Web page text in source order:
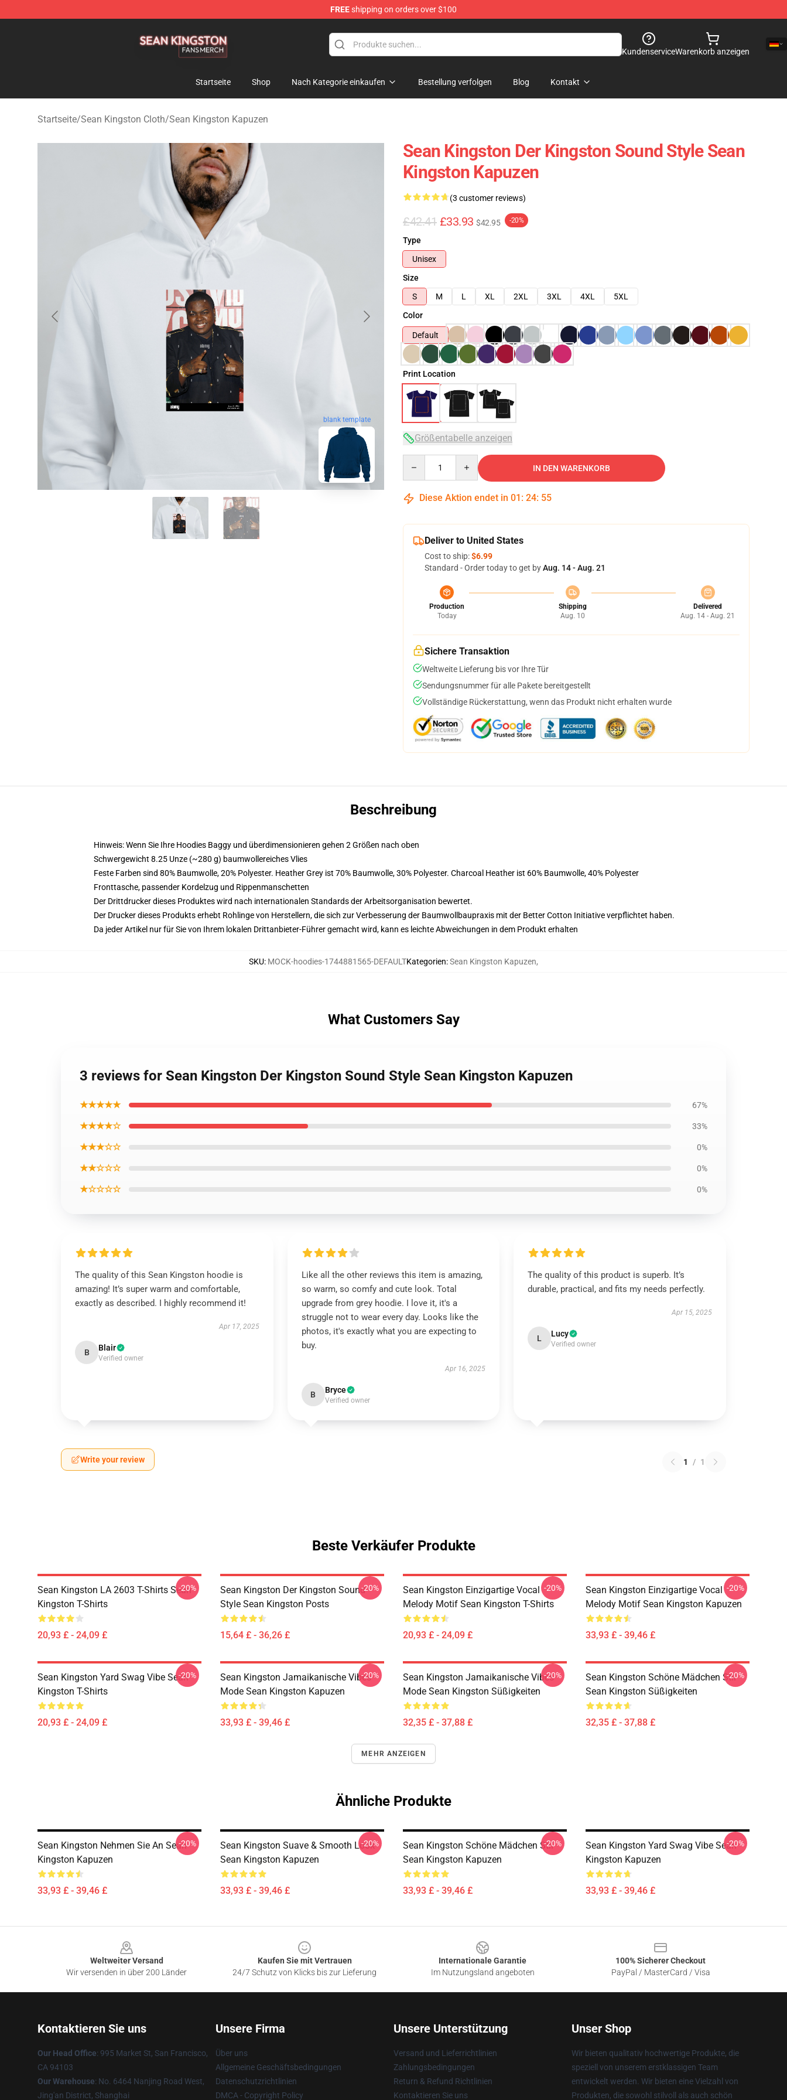
FREEshipping on orders over $100
KundenserviceWarenkorb anzeigen
Startseite Shop Nach Kategorie einkaufen Bestellung verfolgen Blog Kontakt
Startseite/Sean Kingston Cloth/Sean Kingston Kapuzen
blank template
Sean Kingston Der Kingston Sound Style Sean
Kingston Kapuzen
(3 customer reviews)
£42.41 £33.93 $42.95 -20%
Type
Unisex
Size
S
M L XL 2XL 3XL 4XL
5XL
Color
Default
Print Location
Größentabelle anzeigen
IN DEN WARENKORB
Diese Aktion endet in 01 : 24: 54
Deliver to United States
Cost to ship:$6.99
Standard - Order today to get byAug. 14 - Aug. 21
Production
Today
Shipping
Aug. 10
Delivered
Aug. 14 - Aug. 21
Sichere Transaktion
Weltweite Lieferung bis vor Ihre Tür
Sendungsnummer für alle Pakete bereitgestellt
Vollständige Rückerstattung, wenn das Produkt nicht erhalten wurde
Beschreibung
Hinweis: Wenn Sie Ihre Hoodies Baggy und überdimensionieren gehen 2 Größen nach oben
Schwergewicht 8.25 Unze (~280 g) baumwollereiches Vlies
Feste Farben sind 80% Baumwolle, 20% Polyester. Heather Grey ist 70% Baumwolle, 30% Polyester. Charcoal Heather ist 60% Baumwolle, 40% Polyester
Fronttasche, passender Kordelzug und Rippenmanschetten
Der Drittdrucker dieses Produktes wird nach internationalen Standards der Arbeitsorganisation bewertet.
Der Drucker dieses Produkts erhebt Rohlinge von Herstellern, die sich zur Verbesserung der Baumwollbaupraxis mit der Better Cotton Initiative verpflichtet haben.
Da jeder Artikel nur für Sie von Ihrem lokalen Drittanbieter-Führer gemacht wird, kann es leichte Abweichungen in dem Produkt erhalten
SKU: MOCK-hoodies-1744881565-DEFAULTKategorien:Sean Kingston Kapuzen,
What Customers Say
3 reviews for Sean Kingston Der Kingston Sound Style Sean Kingston Kapuzen
★★★★★ 67%
★★★★☆ 33%
★★★☆☆ 0%
★★☆☆☆ 0%
★☆☆☆☆ 0%
The quality of this Sean Kingston hoodie is
amazing! It’s super warm and comfortable,
exactly as described. I highly recommend it!
Apr 17, 2025
B Blair
Verified owner
Like all the other reviews this item is amazing,
so warm, so comfy and cute look. Total
upgrade from grey hoodie. I love it, it's a
struggle not to wear every day. Looks like the
photos, it's exactly what you are expecting to
buy.
Apr 16, 2025
B Bryce
Verified owner
The quality of this product is superb. It’s
durable, practical, and fits my needs perfectly.
Apr 15, 2025
L Lucy
Verified owner
Write your review 1 / 1
Beste Verkäufer Produkte
Sean Kingston LA 2603 T-Shirts Sean
Kingston T-Shirts
20,93 £ - 24,09 £
-20%
Sean Kingston Der Kingston Sound
Style Sean Kingston Posts
15,64 £ - 36,26 £
-20%
Sean Kingston Einzigartige Vocal
Melody Motif Sean Kingston T-Shirts
20,93 £ - 24,09 £
-20%
Sean Kingston Einzigartige Vocal
Melody Motif Sean Kingston Kapuzen
33,93 £ - 39,46 £
-20%
Sean Kingston Yard Swag Vibe Sean
Kingston T-Shirts
20,93 £ - 24,09 £
-20%
Sean Kingston Jamaikanische Vibes
Mode Sean Kingston Kapuzen
33,93 £ - 39,46 £
-20%
Sean Kingston Jamaikanische Vibes
Mode Sean Kingston Süßigkeiten
32,35 £ - 37,88 £
-20%
Sean Kingston Schöne Mädchen Stil
Sean Kingston Süßigkeiten
32,35 £ - 37,88 £
-20%
MEHR ANZEIGEN
Ähnliche Produkte
Sean Kingston Nehmen Sie An Sean
Kingston Kapuzen
33,93 £ - 39,46 £
-20%
Sean Kingston Suave & Smooth Look
Sean Kingston Kapuzen
33,93 £ - 39,46 £
-20%
Sean Kingston Schöne Mädchen Stil
Sean Kingston Kapuzen
33,93 £ - 39,46 £
-20%
Sean Kingston Yard Swag Vibe Sean
Kingston Kapuzen
33,93 £ - 39,46 £
-20%
Weltweiter Versand
Wir versenden in über 200 Länder
Kaufen Sie mit Vertrauen
24/7 Schutz von Klicks bis zur Lieferung
Internationale Garantie
Im Nutzungsland angeboten
100% Sicherer Checkout
PayPal / MasterCard / Visa
Kontaktieren Sie uns
Our Head Office: 995 Market St, San Francisco,
CA 94103
Our Warehouse: No. 6464 Nanjing Road West,
Jing'an District, Shanghai
Unsere Firma
Über uns
Allgemeine Geschäftsbedingungen
Datenschutzrichtlinien
DMCA - Copyright Policy
Unsere Unterstützung
Versand und Lieferrichtlinien
Zahlungsbedingungen
Return & Refund Richtlinien
Kontaktieren Sie uns
Unser Shop
Wir bieten qualitativ hochwertige Produkte, die
speziell von unserem erstklassigen Team
entwickelt werden. Wir bieten eine Vielzahl von
Produkten, die sowohl stilvoll als auch schön